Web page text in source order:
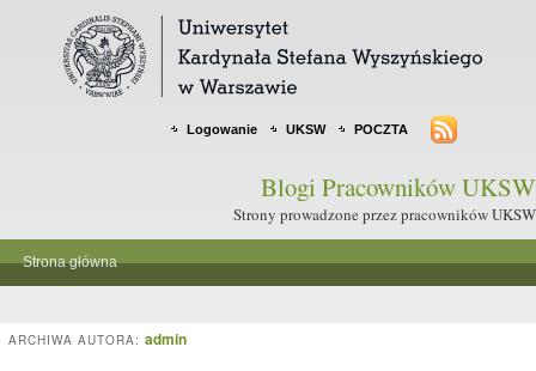
Logowanie UKSW POCZTA
Blogi Pracowników UKSW
Strony prowadzone przez pracowników UKSW
Strona główna
ARCHIWA AUTORA:admin